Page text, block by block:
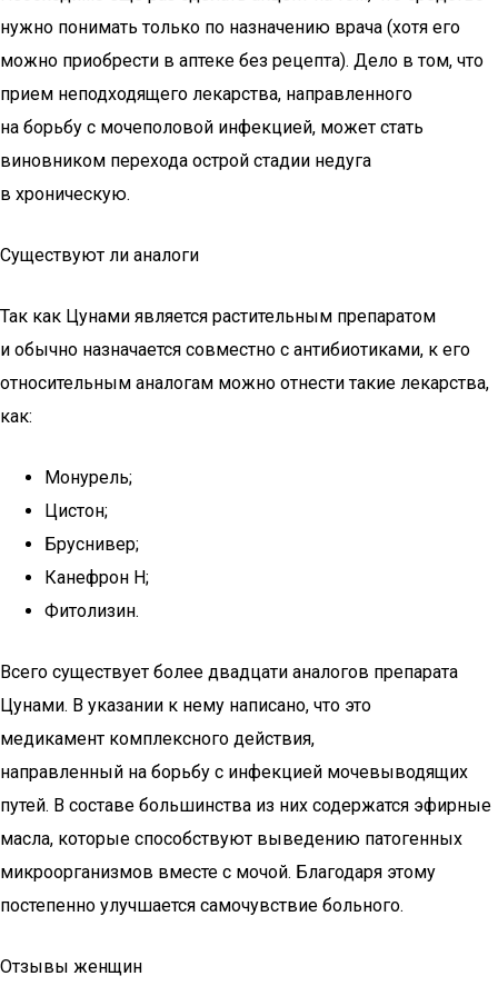
нужно понимать только по назначению врача (хотя его
можно приобрести в аптеке без рецепта). Дело в том, что
прием неподходящего лекарства, направленного
на борьбу с мочеполовой инфекцией, может стать
виновником перехода острой стадии недуга
в хроническую.
Существуют ли аналоги
Так как Цунами является растительным препаратом
и обычно назначается совместно с антибиотиками, к его
относительным аналогам можно отнести такие лекарства,
как:
Монурель;
Цистон;
Бруснивер;
Канефрон Н;
Фитолизин.
Всего существует более двадцати аналогов препарата
Цунами. В указании к нему написано, что это
медикамент комплексного действия,
направленный на борьбу с инфекцией мочевыводящих
путей. В составе большинства из них содержатся эфирные
масла, которые способствуют выведению патогенных
микроорганизмов вместе с мочой. Благодаря этому
постепенно улучшается самочувствие больного.
Отзывы женщин